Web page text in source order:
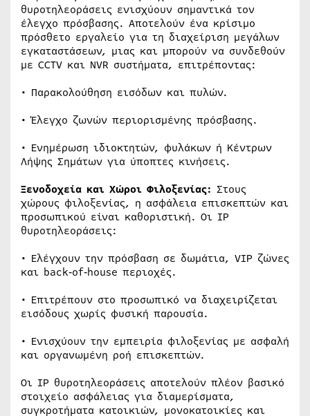
θυροτηλεοράσεις ενισχύουν σημαντικά τον
έλεγχο πρόσβασης. Αποτελούν ένα κρίσιμο
πρόσθετο εργαλείο για τη διαχείριση μεγάλων
εγκαταστάσεων, μιας και μπορούν να συνδεθούν
με CCTV και NVR συστήματα, επιτρέποντας:
• Παρακολούθηση εισόδων και πυλών.
• Έλεγχο ζωνών περιορισμένης πρόσβασης.
• Ενημέρωση ιδιοκτητών, φυλάκων ή Κέντρων
Λήψης Σημάτων για ύποπτες κινήσεις.
Ξενοδοχεία και Χώροι Φιλοξενίας: Στους
χώρους φιλοξενίας, η ασφάλεια επισκεπτών και
προσωπικού είναι καθοριστική. Οι IP
θυροτηλεοράσεις:
• Ελέγχουν την πρόσβαση σε δωμάτια, VIP ζώνες
και back‑of‑house περιοχές.
• Επιτρέπουν στο προσωπικό να διαχειρίζεται
εισόδους χωρίς φυσική παρουσία.
• Ενισχύουν την εμπειρία φιλοξενίας με ασφαλή
και οργανωμένη ροή επισκεπτών.
Οι IP θυροτηλεοράσεις αποτελούν πλέον βασικό
στοιχείο ασφάλειας για διαμερίσματα,
συγκροτήματα κατοικιών, μονοκατοικίες και